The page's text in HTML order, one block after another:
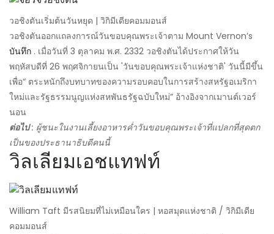
วอชิงตันเริ่มต้นวันหยุด | วิกิมีเดียคอมมอนส์
วอชิงตันออกแถลงการณ์วันขอบคุณพระเจ้าตาม Mount Vernon’s
บันทึก . เมื่อวันที่ 3 ตุลาคม พ.ศ. 2332 วอชิงตันได้ประกาศให้วัน
พฤหัสบดีที่ 26 พฤศจิกายนเป็น 'วันขอบคุณพระเจ้าแห่งชาติ' วันนี้มีขึ้น
เพื่อ“ ตระหนักถึงบทบาทของความรอบคอบในการสร้างสหรัฐอเมริกา
ใหม่และรัฐธรรมนูญแห่งสหพันธรัฐฉบับใหม่” อ้างอิงจากเมานต์เวอร์
นอน
ต่อไป: ผู้ชนะในงานเลี้ยงอาหารค่ำวันขอบคุณพระเจ้าที่แปลกที่สุดตก
เป็นของประธานาธิบดีคนนี้
วิลเลียมเอชแทฟท์
William Taft มีรสนิยมที่ไม่เหมือนใคร | หอสมุดแห่งชาติ / วิกิมีเดีย
คอมมอนส์